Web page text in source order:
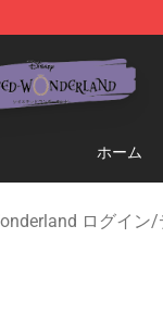
ホーム
ログイン/